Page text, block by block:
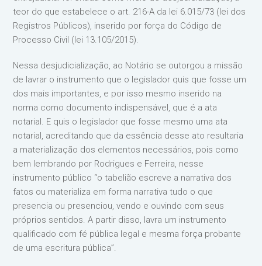
teor do que estabelece o art. 216-A da lei 6.015/73 (lei dos
Registros Públicos), inserido por força do Código de
Processo Civil (lei 13.105/2015).
Nessa desjudicialização, ao Notário se outorgou a missão
de lavrar o instrumento que o legislador quis que fosse um
dos mais importantes, e por isso mesmo inserido na
norma como documento indispensável, que é a ata
notarial. E quis o legislador que fosse mesmo uma ata
notarial, acreditando que da essência desse ato resultaria
a materialização dos elementos necessários, pois como
bem lembrando por Rodrigues e Ferreira, nesse
instrumento público “o tabelião escreve a narrativa dos
fatos ou materializa em forma narrativa tudo o que
presencia ou presenciou, vendo e ouvindo com seus
próprios sentidos. A partir disso, lavra um instrumento
qualificado com fé pública legal e mesma força probante
de uma escritura pública”.